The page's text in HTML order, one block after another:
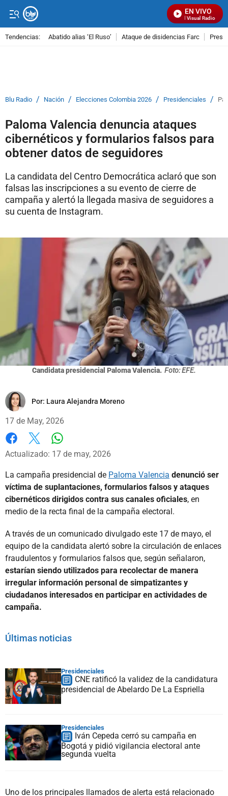
EN VIVO
Señal Visual Radio
Tendencias: Abatido alias ‘El Ruso’ Ataque de disidencias Farc
Blu Radio / Nación / Elecciones Colombia 2026 / Presidenciales /
Paloma Valencia denuncia ataques
cibernéticos y formularios falsos para
obtener datos de seguidores
La candidata del Centro Democrática aclaró que son
falsas las inscripciones a su evento de cierre de
campaña y alertó la llegada masiva de seguidores a
su cuenta de Instagram.
Candidata presidencial Paloma Valencia. Foto: EFE.
Por: Laura Alejandra Moreno
17 de May, 2026
Facebook
X
Actualizado: 17 de may, 2026
La campaña presidencial de Paloma Valencia denunció ser
víctima de suplantaciones, formularios falsos y ataques
cibernéticos dirigidos contra sus canales oficiales, en
medio de la recta final de la campaña electoral.
A través de un comunicado divulgado este 17 de mayo, el
equipo de la candidata alertó sobre la circulación de enlaces
fraudulentos y formularios falsos que, según señalaron,
estarían siendo utilizados para recolectar de manera
irregular información personal de simpatizantes y
ciudadanos interesados en participar en actividades de
campaña.
Últimas noticias
Presidenciales
CNE ratificó la validez de la candidatura
presidencial de Abelardo De La Espriella
Presidenciales
Iván Cepeda cerró su campaña en
Bogotá y pidió vigilancia electoral ante
segunda vuelta
Uno de los principales llamados de alerta está relacionado